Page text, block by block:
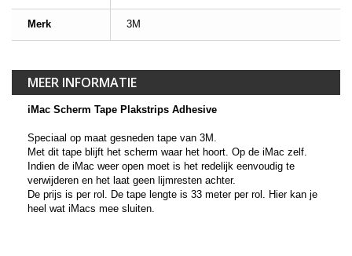
Merk 3M
MEER INFORMATIE
iMac Scherm Tape Plakstrips Adhesive
Speciaal op maat gesneden tape van 3M.
Met dit tape blijft het scherm waar het hoort. Op de iMac zelf.
Indien de iMac weer open moet is het redelijk eenvoudig te
verwijderen en het laat geen lijmresten achter.
De prijs is per rol. De tape lengte is 33 meter per rol. Hier kan je
heel wat iMacs mee sluiten.